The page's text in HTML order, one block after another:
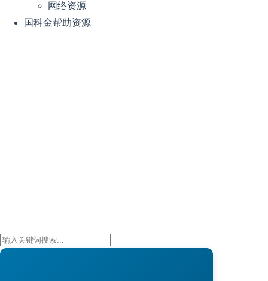
网络资源
国科金帮助资源